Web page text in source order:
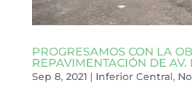
PROGRESAMOS CON LA
REPAVIMENTACIÓN DE AV.
Sep 8, 2021 | Inferior Central,